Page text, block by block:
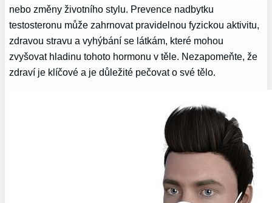
nebo změny životního stylu. Prevence nadbytku
testosteronu může zahrnovat pravidelnou fyzickou aktivitu,
zdravou stravu a vyhýbání se látkám, které mohou
zvyšovat hladinu tohoto hormonu v těle. Nezapomeňte, že
zdraví je klíčové a je důležité pečovat o své tělo.